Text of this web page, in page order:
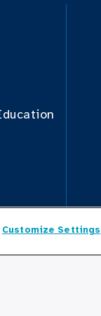
Customize Settings